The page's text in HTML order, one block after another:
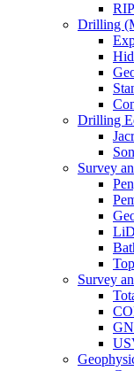
Drilling
Drilling
Survey
Survey